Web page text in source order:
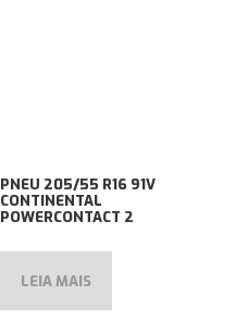
PNEU 205/55 R16 91V
CONTINENTAL
POWERCONTACT 2
LEIA MAIS